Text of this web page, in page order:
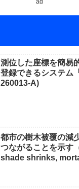
ad
測位した座標を簡易
登録できるシステム
260013-A)
都市の樹木被覆の減
つながることを示す
shade shrinks,